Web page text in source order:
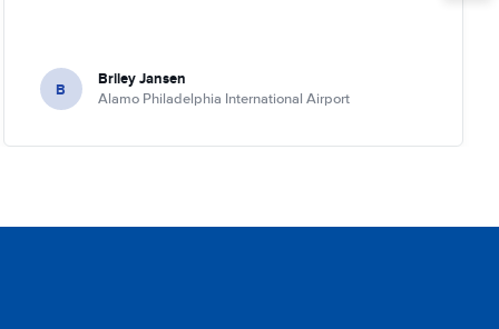
B Briley Jansen
Alamo Philadelphia International Airport